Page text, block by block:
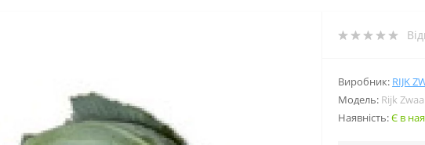
Виробник: RIJK
Модель: Rijk
Наявність:Є в